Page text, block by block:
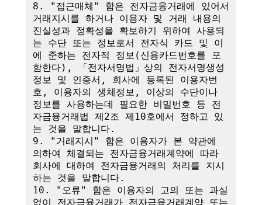
8. "접근매체" 함은 전자금융거래에 있어서
거래지시를 하거나 이용자 및 거래 내용의
진실성과 정확성을 확보하기 위하여 사용되
는 수단 또는 정보로서 전자식 카드 및 이
에 준하는 전자적 정보(신용카드번호를 포
함한다), 「전자서명법」상의 전자서명생성
정보 및 인증서, 회사에 등록된 이용자번
호, 이용자의 생체정보, 이상의 수단이나
정보를 사용하는데 필요한 비밀번호 등 전
자금융거래법 제2조 제10호에서 정하고 있
는 것을 말합니다.
9. "거래지시" 함은 이용자가 본 약관에
의하여 체결되는 전자금융거래계약에 따라
회사에 대하여 전자금융거래의 처리를 지시
하는 것을 말합니다.
10. "오류" 함은 이용자의 고의 또는 과실
없이 전자금융거래가 전자금융거래계약 또는